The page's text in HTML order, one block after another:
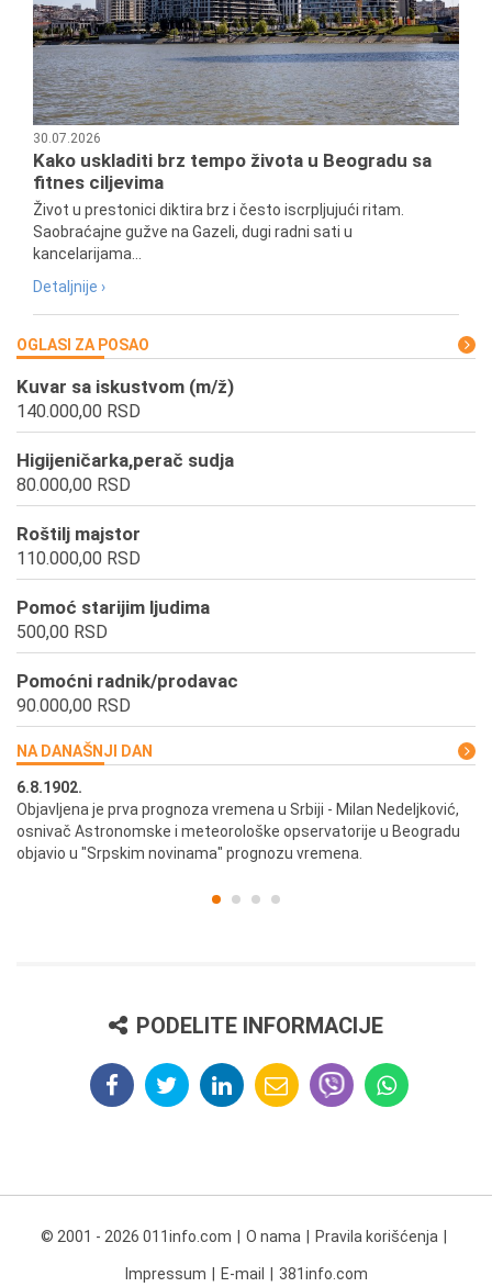
30.07.2026
Kako uskladiti brz tempo života u Beogradu sa
fitnes ciljevima
Život u prestonici diktira brz i često iscrpljujući ritam.
Saobraćajne gužve na Gazeli, dugi radni sati u
kancelarijama...
Detaljnije ›
OGLASI ZA POSAO
Kuvar sa iskustvom (m/ž)
140.000,00 RSD
Higijeničarka,perač sudja
80.000,00 RSD
Roštilj majstor
110.000,00 RSD
Pomoć starijim ljudima
500,00 RSD
Pomoćni radnik/prodavac
90.000,00 RSD
NA DANAŠNJI DAN
6.8.1902.
Objavljena je prva prognoza vremena u Srbiji - Milan Nedeljković,
osnivač Astronomske i meteorološke opservatorije u Beogradu
objavio u "Srpskim novinama" prognozu vremena.
PODELITE INFORMACIJE
© 2001 - 2026 011info.com O nama Pravila korišćenja
Impressum E-mail 381info.com